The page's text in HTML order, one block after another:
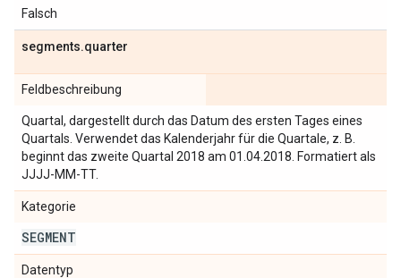
Falsch
segments.quarter
Feldbeschreibung
Quartal, dargestellt durch das Datum des ersten Tages eines
Quartals. Verwendet das Kalenderjahr für die Quartale, z. B.
beginnt das zweite Quartal 2018 am 01.04.2018. Formatiert als
JJJJ-MM-TT.
Kategorie
SEGMENT
Datentyp